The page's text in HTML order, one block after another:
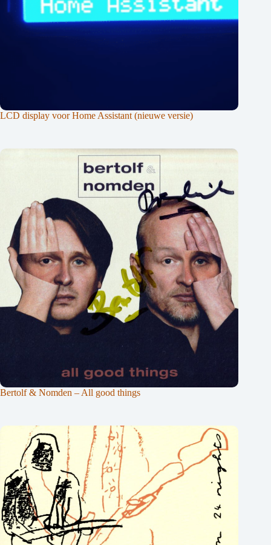
LCD display voor Home Assistant (nieuwe versie)
Bertolf & Nomden – All good things